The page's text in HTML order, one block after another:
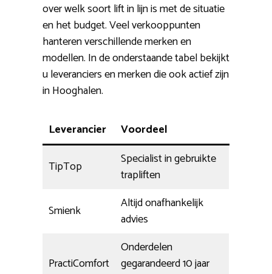
over welk soort lift in lijn is met de situatie
en het budget. Veel verkooppunten
hanteren verschillende merken en
modellen. In de onderstaande tabel bekijkt
u leveranciers en merken die ook actief zijn
in Hooghalen.
Leverancier Voordeel
TipTop
Specialist in gebruikte
trapliften
Smienk
Altijd onafhankelijk
advies
PractiComfort
Onderdelen
gegarandeerd 10 jaar